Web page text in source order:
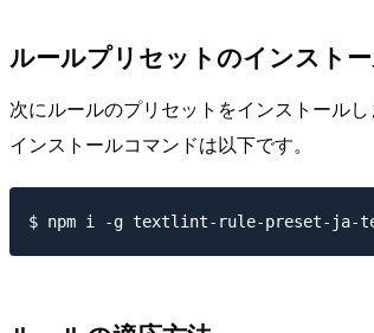
ルールプリセットのインスト
次にルールのプリセットをインストール
インストールコマンドは以下です。